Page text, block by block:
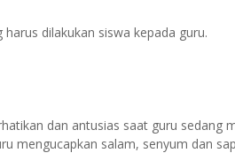
dilakukan siswa kepada guru.
dan antusias saat guru sedang
mengucapkan salam, senyum dan